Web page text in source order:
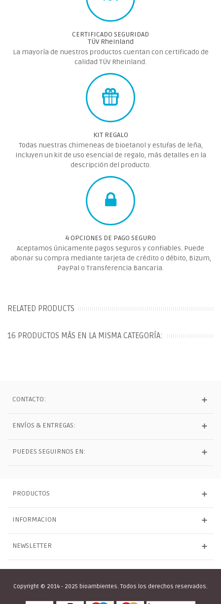
CERTIFICADO SEGURIDAD
TÜV Rheinland
La mayoría de nuestros productos cuentan con certificado de
calidad TÜV Rheinland.
KIT REGALO
Todas nuestras chimeneas de bioetanol y estufas de leña,
incluyen un kit de uso esencial de regalo, más detalles en la
descripción del producto.
4 OPCIONES DE PAGO SEGURO
Aceptamos únicamente pagos seguros y confiables. Puede
abonar su compra mediante tarjeta de crédito o débito, Bizum,
PayPal o Transferencia Bancaria.
RELATED PRODUCTS
16 PRODUCTOS MÁS EN LA MISMA CATEGORÍA:
CONTACTO:
ENVÍOS & ENTREGAS:
PUEDES SEGUIRNOS EN:
PRODUCTOS
INFORMACION
NEWSLETTER
Copyright © 2014 - 2025 bioambientes. Todos los derechos reservados.